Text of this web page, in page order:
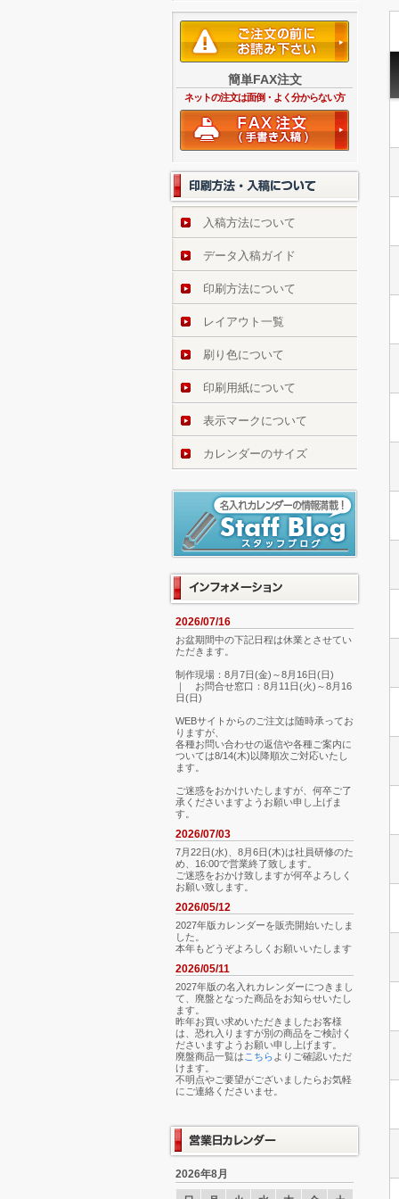
簡単FAX注文
ネットの注文は面倒・よく分からない方
入稿方法について
データ入稿ガイド
印刷方法について
レイアウト一覧
刷り色について
印刷用紙について
表示マークについて
カレンダーのサイズ
2026/07/16
お盆期間中の下記日程は休業とさせてい
ただきます。
制作現場：8月7日(金)～8月16日(日)
｜ お問合せ窓口：8月11日(火)～8月16
日(日)
WEBサイトからのご注文は随時承ってお
りますが、
各種お問い合わせの返信や各種ご案内に
ついては8/14(木)以降順次ご対応いたし
ます。
ご迷惑をおかけいたしますが、何卒ご了
承くださいますようお願い申し上げま
す。
2026/07/03
7月22日(水)、8月6日(木)は社員研修のた
め、16:00で営業終了致します。
ご迷惑をおかけ致しますが何卒よろしく
お願い致します。
2026/05/12
2027年版カレンダーを販売開始いたしま
した。
本年もどうぞよろしくお願いいたします
2026/05/11
2027年版の名入れカレンダーにつきまし
て、廃盤となった商品をお知らせいたし
ます。
昨年お買い求めいただきましたお客様
は、恐れ入りますが別の商品をご検討く
ださいますようお願い申し上げます。
廃盤商品一覧は こちら よりご確認いただ
けます。
不明点やご要望がございましたらお気軽
にご連絡くださいませ。
2026年8月